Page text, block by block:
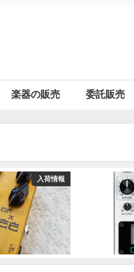
楽器の販売 委託販売
入荷情報